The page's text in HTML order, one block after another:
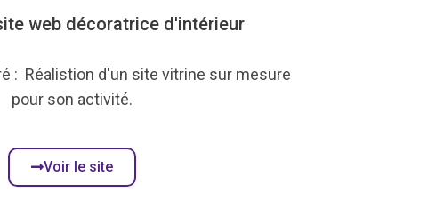
web décoratrice d'intérieur
: Réalistion d'un site vitrine sur mesure
pour son activité.
Voir le site